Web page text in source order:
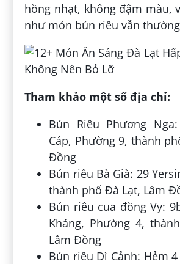
hồng nhạt, không đậm màu,
như món bún riêu vẫn
Tham khảo một số địa chỉ:
Bún Riêu Phương
Cáp, Phường 9, thành
Đồng
Bún riêu Bà Già: 29
thành phố Đà Lạt, Lâm
Bún riêu cua đồng Vy:
Kháng, Phường 4,
Lâm Đồng
Bún riêu Dì Cảnh: Hẻm